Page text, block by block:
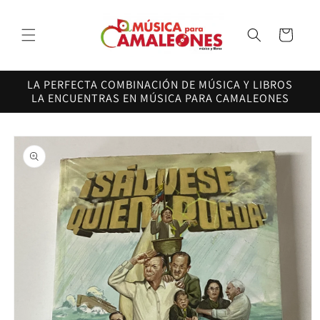
al contenido
Carrito
LA PERFECTA COMBINACIÓN DE MÚSICA Y LIBROS
LA ENCUENTRAS EN MÚSICA PARA CAMALEONES
directamente
a la
información
del producto